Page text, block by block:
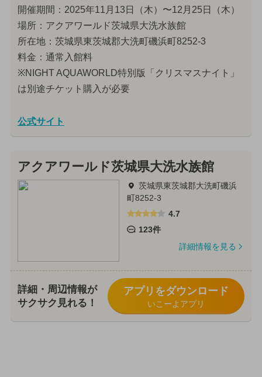
開催期間：2025年11月13日（木）〜12月25日（木）
場所：アクアワールド茨城県大洗水族館
所在地：茨城県東茨城郡大洗町磯浜町8252-3
料金：通常入館料
※NIGHT AQUAWORLD特別版「クリスマスナイト」
は別途チケット購入が必要
公式サイト
アクアワールド茨城県大洗水族館
茨城県東茨城郡大洗町磯浜
町8252-3
4.7
123件
詳細情報を見る
詳細・周辺情報が
サクサク見れる！
アプリをダウンロード
いこーよアプリ